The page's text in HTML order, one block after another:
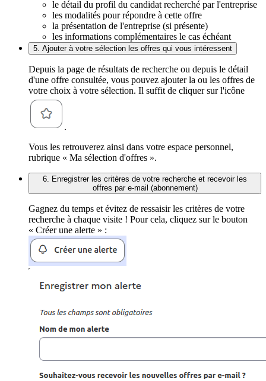
le détail du profil du candidat recherché par l'entreprise
les modalités pour répondre à cette offre
la présentation de l'entreprise (si présente)
les informations complémentaires le cas échéant
5. Ajouter à votre sélection les offres qui vous intéressent
Depuis la page de résultats de recherche ou depuis le détail
d'une offre consultée, vous pouvez ajouter la ou les offres de
votre choix à votre sélection. Il suffit de cliquer sur l'icône
.
Vous les retrouverez ainsi dans votre espace personnel,
rubrique « Ma sélection d'offres ».
6. Enregistrer les critères de votre recherche et recevoir les
offres par e-mail (abonnement)
Gagnez du temps et évitez de ressaisir les critères de votre
recherche à chaque visite ! Pour cela, cliquez sur le bouton
« Créer une alerte » :